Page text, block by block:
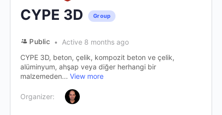
CYPE 3D Group
Public
Active 8 months ago
CYPE 3D, beton, çelik, kompozit beton ve çelik,
alüminyum, ahşap veya diğer herhangi bir
malzemeden... View more
Organizer: